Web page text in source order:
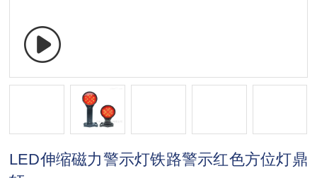
LED伸缩磁力警示灯铁路警示红色方位灯鼎